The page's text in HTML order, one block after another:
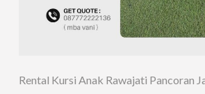
Rental Kursi Anak Rawajati Pancoran